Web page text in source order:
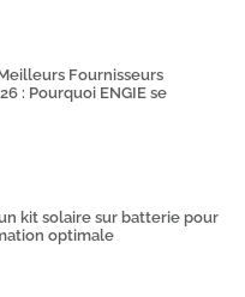
Fournisseurs
: Pourquoi ENGIE se
kit solaire sur batterie pour
optimale